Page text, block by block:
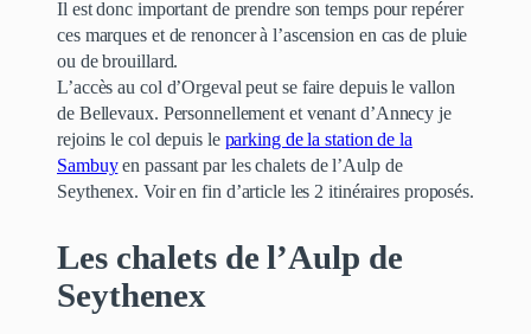
Il est donc important de prendre son temps pour repérer
ces marques et de renoncer à l’ascension en cas de pluie
ou de brouillard.
L’accès au col d’Orgeval peut se faire depuis le vallon
de Bellevaux. Personnellement et venant d’Annecy je
rejoins le col depuis le parking de la station de la
Sambuyen passant par les chalets de l’Aulp de
Seythenex. Voir en fin d’article les 2 itinéraires proposés.
Les chalets de l’Aulp de
Seythenex